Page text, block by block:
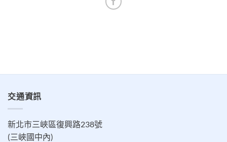
交通資訊
新北市三峽區復興路238號
(三峽國中內)